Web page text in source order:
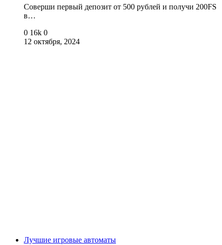
Соверши первый депозит от 500 рублей и получи 200FS
в…
0 16k 0
12 октября, 2024
Лучшие игровые автоматы